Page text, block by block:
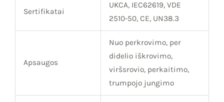
Sertifikatai
UKCA, IEC62619, VDE
2510-50, CE, UN38.3
Apsaugos
Nuo perkrovimo, per
didelio iškrovimo,
viršsrovio, perkaitimo,
trumpojo jungimo